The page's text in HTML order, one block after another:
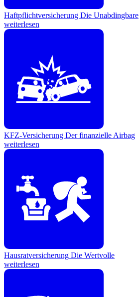
Haftpflichtversicherung Die Unabdingbare
weiterlesen
KFZ-Versicherung Der finanzielle Airbag
weiterlesen
Hausratversicherung Die Wertvolle
weiterlesen